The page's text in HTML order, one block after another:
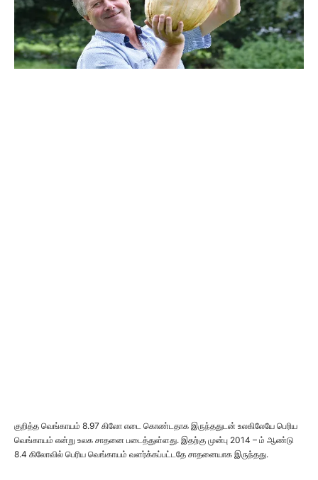
குறித்த வெங்காயம் 8.97 கிலோ எடை கொண்டதாக இருந்ததுடன் உலகிலேயே பெரிய
வெங்காயம் என்று உலக சாதனை படைத்துள்ளது. இதற்கு முன்பு 2014 – ம் ஆண்டு
8.4 கிலோவில் பெரிய வெங்காயம் வளர்க்கப்பட்டதே சாதனையாக இருந்தது.